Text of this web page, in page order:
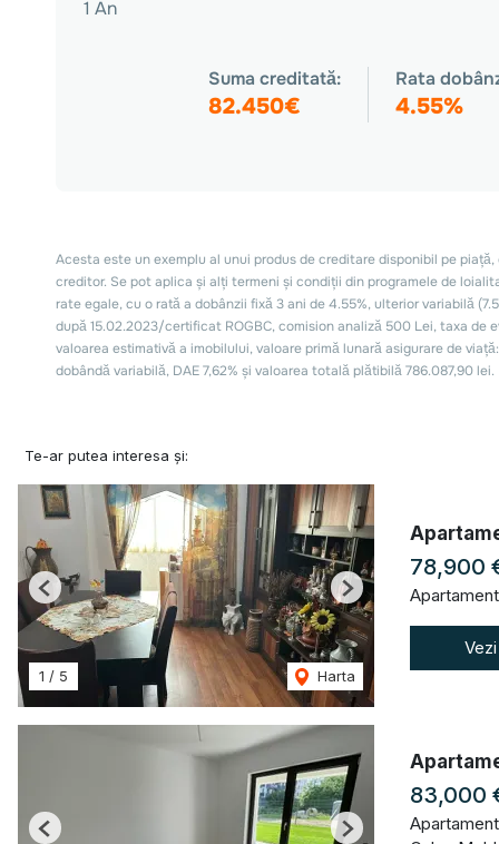
Te-ar putea interesa și:
1 / 5 Harta
Previous Next
78,900
Previous Next
83,000